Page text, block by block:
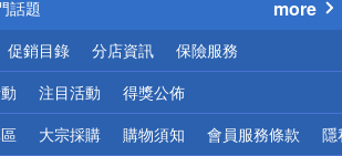
話題
優惠
地區配送
網頁！請小心！
more
促銷目錄 分店資訊 保險服務
注目活動 得獎公佈
大宗採購 購物須知 會員服務條款 隱